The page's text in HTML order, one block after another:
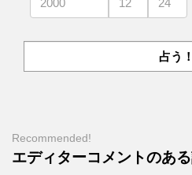
Recommended!
エディターコメントのあ